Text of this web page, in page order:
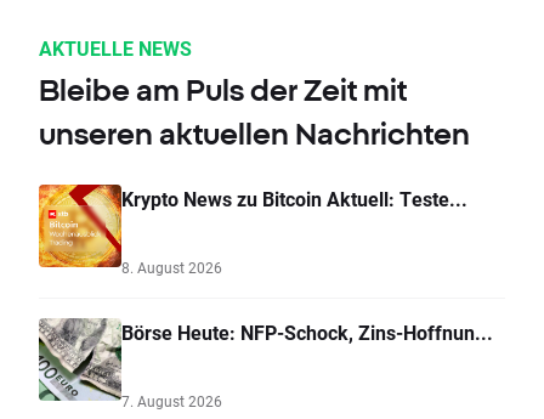
AKTUELLE NEWS
Bleibe am Puls der Zeit mit
unseren aktuellen Nachrichten
Krypto News zu Bitcoin Aktuell: Teste...
8. August 2026
Börse Heute: NFP-Schock, Zins-Hoffnun...
7. August 2026